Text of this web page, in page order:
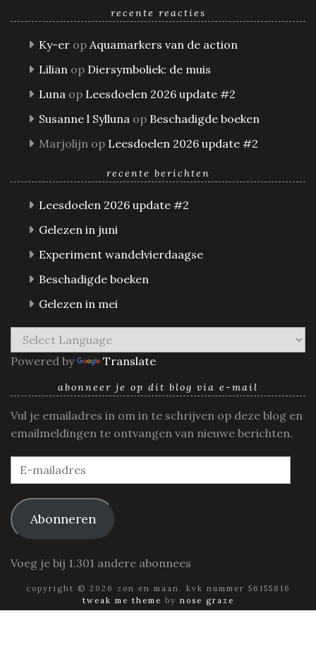
recente reacties
Ky-er op Aquamarkers van de action
Lilian op Diersymboliek: de muis
Luna op Leesdoelen 2026 update #2
Susanne l Sylluna op Beschadigde boeken
Marjolijn op Leesdoelen 2026 update #2
recente berichten
Leesdoelen 2026 update #2
Gelezen in juni
Experiment wandelvierdaagse
Beschadigde boeken
Gelezen in mei
Powered by Translate
abonneer je op dit blog via e-mail
Vul je emailadres in om in te schrijven op deze blog en
emailmeldingen te ontvangen van nieuwe berichten.
E-
mailadres
Abonneren
Voeg je bij 1.301 andere abonnees
copyright © 2026 zon en maan. kvk nummer 56155816
tweak me theme by nose graze